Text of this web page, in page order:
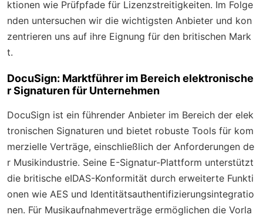
ktionen wie Prüfpfade für Lizenzstreitigkeiten. Im Folge
nden untersuchen wir die wichtigsten Anbieter und kon
zentrieren uns auf ihre Eignung für den britischen Mark
t.
DocuSign: Marktführer im Bereich elektronische
r Signaturen für Unternehmen
DocuSign ist ein führender Anbieter im Bereich der elek
tronischen Signaturen und bietet robuste Tools für kom
merzielle Verträge, einschließlich der Anforderungen de
r Musikindustrie. Seine E-Signatur-Plattform unterstützt
die britische eIDAS-Konformität durch erweiterte Funkti
onen wie AES und Identitätsauthentifizierungsintegratio
nen. Für Musikaufnahmeverträge ermöglichen die Vorla